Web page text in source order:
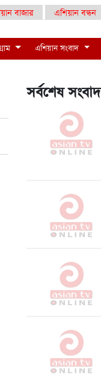
বাজার এশিয়ান বন্ধন
এশিয়ান সংবাদ
সর্বশেষ সংবাদ